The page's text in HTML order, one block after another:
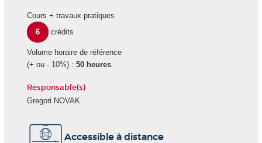
Cours + travaux pratiques
6
crédits
Volume horaire de référence
(+ ou - 10%) : 50 heures
Responsable(s)
Gregori NOVAK
Accessible à distance